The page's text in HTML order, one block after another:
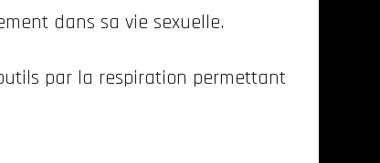
dans sa vie sexuelle.
par la respiration permettant